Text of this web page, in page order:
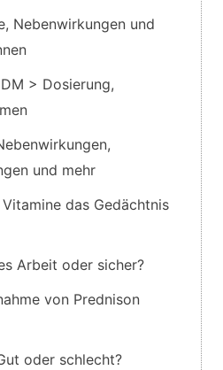
Nebenwirkungen und
> Dosierung,
und mehr
das Gedächtnis
Arbeit oder sicher?
von Prednison
oder schlecht?